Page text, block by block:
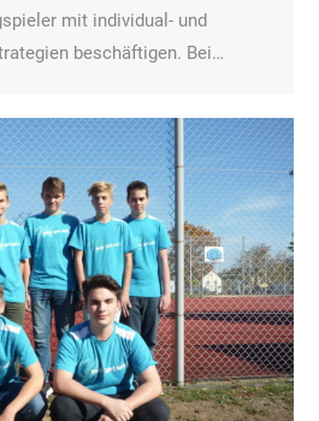
mit individual- und
beschäftigen. Bei…